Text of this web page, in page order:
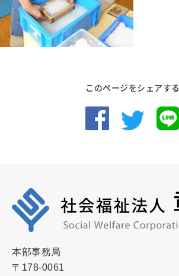
このページをシェアする
本部事務局
〒178-0061